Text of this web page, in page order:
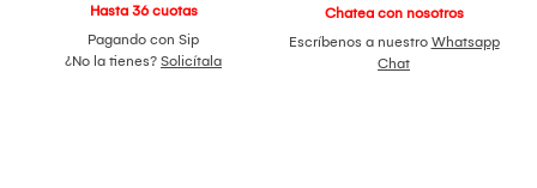
Hasta 36 cuotas
Pagando con Sip
¿No la tienes? Solicítala
Chatea con nosotros
Escríbenos a nuestro Whatsapp
Chat